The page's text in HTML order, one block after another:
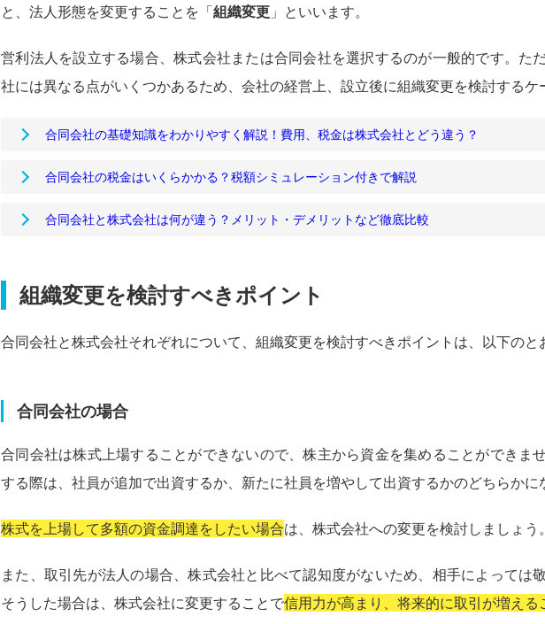
と、法人形態を変更することを「組織変更 」といいます。
営利法人を設立する場合、株式会社または合同会社を選択するのが一般的です。た
社には異なる点がいくつかあるため、会社の経営上、設立後に組織変更を検討するケ
合同会社の基礎知識をわかりやすく解説！費用、税金は株式会社とどう違う？
合同会社の税金はいくらかかる？税額シミュレーション付きで解説
合同会社と株式会社は何が違う？メリット・デメリットなど徹底比較
組織変更を検討すべきポイント
合同会社と株式会社それぞれについて、組織変更を検討すべきポイントは、以下のと
合同会社の場合
合同会社は株式上場することができないので、株主から資金を集めることができま
する際は、社員が追加で出資するか、新たに社員を増やして出資するかのどちらかに
株式を上場して多額の資金調達をしたい場合は、株式会社への変更を検討しましょう。
また、取引先が法人の場合、株式会社と比べて認知度がないため、相手によっては
そうした場合は、株式会社に変更することで信用力が高まり、将来的に取引が増える